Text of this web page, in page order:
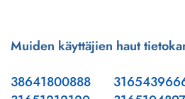
Muiden käyttäjien haut
38641800888